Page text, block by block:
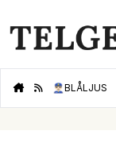
👮🏻‍♂️BLÅLJUS